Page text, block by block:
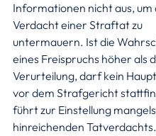
Informationen nicht aus, um
Verdacht einer Straftat zu
untermauern. Ist die
eines Freispruchs höher als
Verurteilung, darf kein
vor dem Strafgericht
führt zur Einstellung mangels
hinreichenden Tatverdachts.